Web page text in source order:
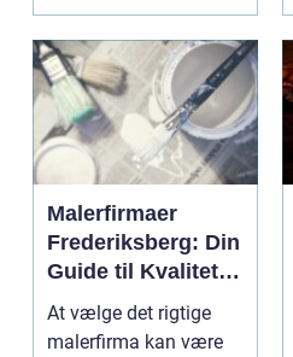
Malerfirmaer
Frederiksberg: Din
Guide til Kvalitet
og Service
At vælge det rigtige
malerfirma kan være